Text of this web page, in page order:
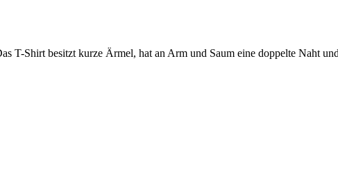
T-Shirt besitzt kurze Ärmel, hat an Arm und Saum eine doppelte Naht